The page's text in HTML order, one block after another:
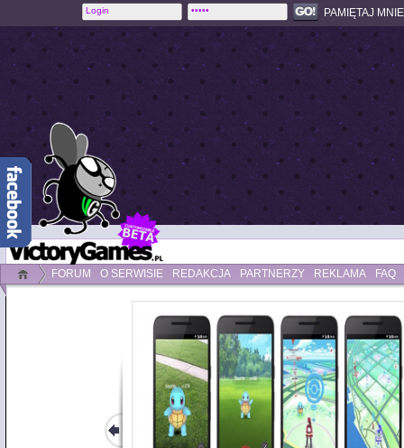
PAMIĘTAJ
FORUM O SERWISIE REDAKCJA PARTNERZY REKLAMA FAQ